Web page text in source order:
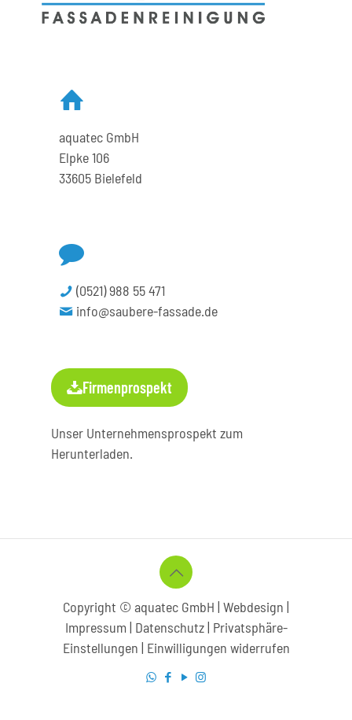
aquatec GmbH
Elpke 106
33605 Bielefeld
(0521) 988 55 471
info@saubere-fassade.de
Firmenprospekt
Unser Unternehmensprospekt zum
Herunterladen.
Copyright © aquatec GmbH | Webdesign |
Impressum | Datenschutz| Privatsphäre-
Einstellungen | Einwilligungen widerrufen